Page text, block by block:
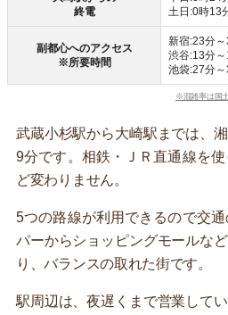
終電
土日:0時13
副都心へのアクセス
※所要時間
新宿:23分
渋谷:13分
池袋:27分
※混雑率は国
武蔵小杉駅から大崎駅までは、
9分です。相鉄・ＪＲ直通線を
ど変わりません。
5つの路線が利用できるので交
パーからショッピングモールな
り、バランスの取れた街です。
駅周辺は、夜遅くまで営業して